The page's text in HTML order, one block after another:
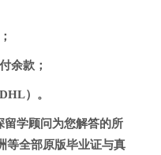
余款；
）。
留学顾问为您解答的所
等全部原版毕业证与真